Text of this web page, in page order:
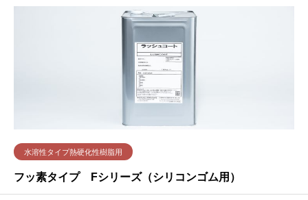
水溶性タイプ熱硬化性樹脂用
フッ素タイプ Fシリーズ（シリコンゴム用）